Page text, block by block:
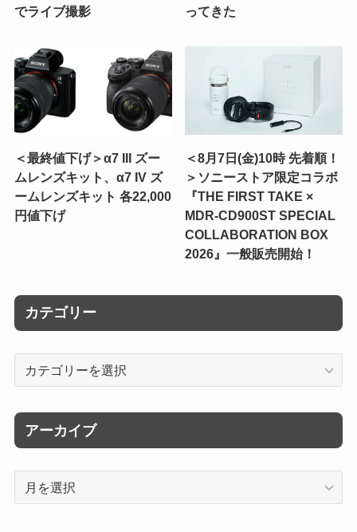
でライブ撮影
ってきた
＜最終値下げ＞α7 III ズー
ムレンズキット、α7 IV ズ
ームレンズキット 各22,000
円値下げ
＜8月7日(金)10時 先着順！
＞ソニーストア限定コラボ
『THE FIRST TAKE ×
MDR-CD900ST SPECIAL
COLLABORATION BOX
2026』一般販売開始！
カテゴリー
リ
ー
アーカイブ